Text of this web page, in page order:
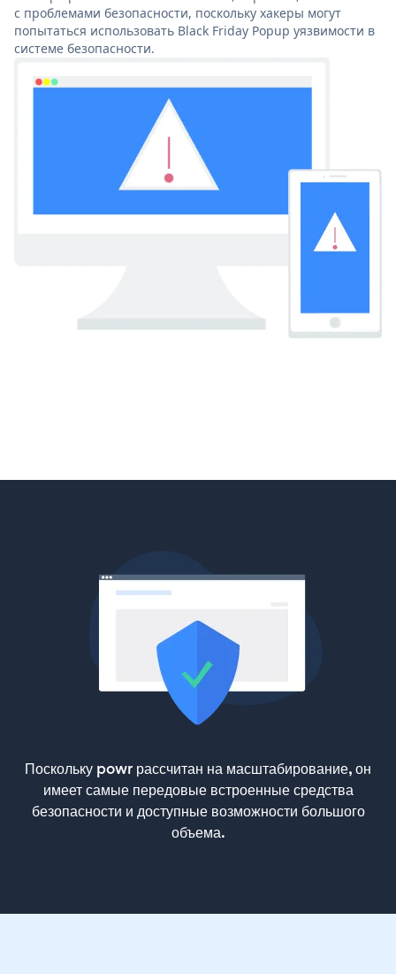
с проблемами безопасности, поскольку хакеры могут
попытаться использовать Black Friday Popup уязвимости в
системе безопасности.
Поскольку powr рассчитан на масштабирование, он
имеет самые передовые встроенные средства
безопасности и доступные возможности большого
объема.